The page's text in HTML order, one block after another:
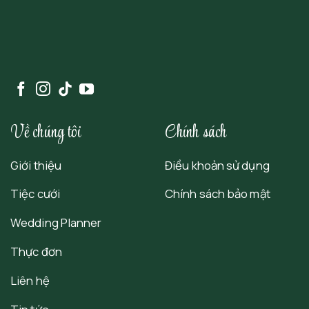
Về chúng tôi
Giới thiệu
Tiệc cưới
Wedding Planner
Thực đơn
Liên hệ
Chính sách
Điều khoản sử dụng
Chính sách bảo mật